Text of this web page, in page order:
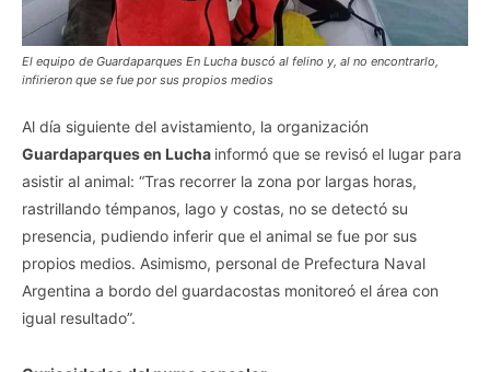
El equipo de Guardaparques En Lucha buscó al felino y, al no encontrarlo,
infirieron que se fue por sus propios medios
Al día siguiente del avistamiento, la organización
Guardaparques en Lucha informó que se revisó el lugar para
asistir al animal: “Tras recorrer la zona por largas horas,
rastrillando témpanos, lago y costas, no se detectó su
presencia, pudiendo inferir que el animal se fue por sus
propios medios. Asimismo, personal de Prefectura Naval
Argentina a bordo del guardacostas monitoreó el área con
igual resultado”.